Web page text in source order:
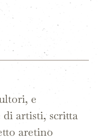
e
di artisti, scritta
aretino